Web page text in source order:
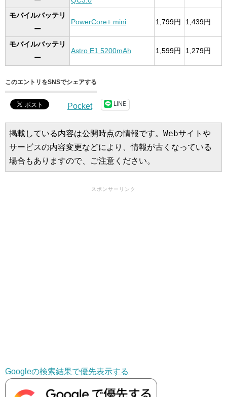
モバイルバッテリ
ー
PowerCore+ mini 1,799円 1,439円
モバイルバッテリ
ー
Astro E1 5200mAh 1,599円 1,279円
このエントリをSNSでシェアする
Pocket LINE
掲載している内容は公開時点の情報です。Webサイトや
サービスの内容変更などにより、情報が古くなっている
場合もありますので、ご注意ください。
スポンサーリンク
Googleの検索結果で優先表示する